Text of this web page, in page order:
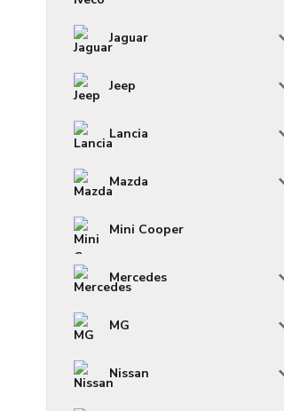
Jaguar
Jeep
Lancia
Mazda
Mini Cooper
Mercedes
MG
Nissan